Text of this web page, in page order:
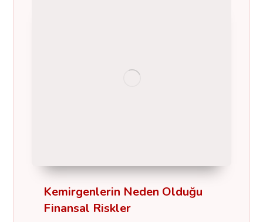
Kemirgenlerin Neden Olduğu
Finansal Riskler